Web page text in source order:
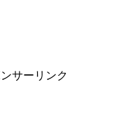
サーリンク